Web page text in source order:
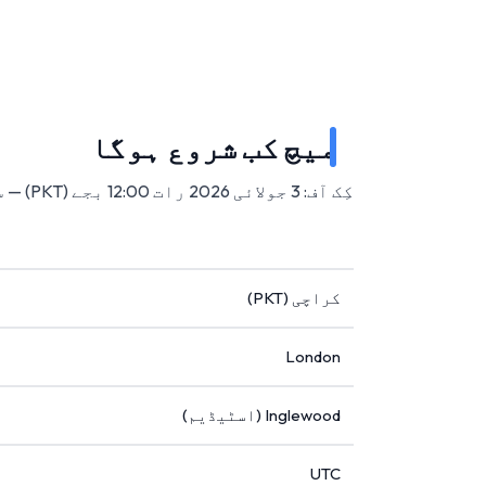
میچ کب شروع ہوگا
کِک آف: 3 جولائی 2026 رات 12:00 بجے (PKT) — سوفائی اسٹیڈیم، انگلووڈ، امریکہ میں۔
کراچی (PKT)
London
Inglewood (اسٹیڈیم)
UTC